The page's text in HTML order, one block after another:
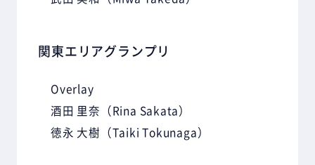
関東エリアグランプリ
Overlay
酒田 里奈 （Rina Sakata）
徳永 大樹 （Taiki Tokunaga）